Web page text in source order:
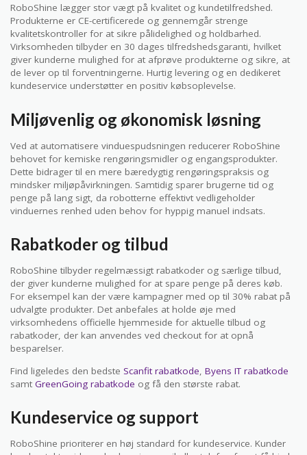
RoboShine lægger stor vægt på kvalitet og kundetilfredshed.
Produkterne er CE-certificerede og gennemgår strenge
kvalitetskontroller for at sikre pålidelighed og holdbarhed.
Virksomheden tilbyder en 30 dages tilfredshedsgaranti, hvilket
giver kunderne mulighed for at afprøve produkterne og sikre, at
de lever op til forventningerne. Hurtig levering og en dedikeret
kundeservice understøtter en positiv købsoplevelse.
Miljøvenlig og økonomisk løsning
Ved at automatisere vinduespudsningen reducerer RoboShine
behovet for kemiske rengøringsmidler og engangsprodukter.
Dette bidrager til en mere bæredygtig rengøringspraksis og
mindsker miljøpåvirkningen. Samtidig sparer brugerne tid og
penge på lang sigt, da robotterne effektivt vedligeholder
vinduernes renhed uden behov for hyppig manuel indsats.
Rabatkoder og tilbud
RoboShine tilbyder regelmæssigt rabatkoder og særlige tilbud,
der giver kunderne mulighed for at spare penge på deres køb.
For eksempel kan der være kampagner med op til 30% rabat på
udvalgte produkter. Det anbefales at holde øje med
virksomhedens officielle hjemmeside for aktuelle tilbud og
rabatkoder, der kan anvendes ved checkout for at opnå
besparelser.
Find ligeledes den bedste Scanfit rabatkode Byens IT rabatkode
samt GreenGoing rabatkode og få den største rabat.
Kundeservice og support
RoboShine prioriterer en høj standard for kundeservice. Kunder